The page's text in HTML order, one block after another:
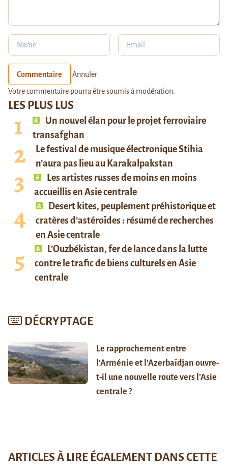
LES PLUS LUS
Un nouvel élan pour le projet ferroviaire
transafghan
Le festival de musique électronique Stihia
n’aura pas lieu au Karakalpakstan
Les artistes russes de moins en moins
accueillis en Asie centrale
Desert kites, peuplement préhistorique et
cratères d’astéroïdes : résumé de recherches
en Asie centrale
L’Ouzbékistan, fer de lance dans la lutte
contre le trafic de biens culturels en Asie
centrale
DÉCRYPTAGE
Le rapprochement entre
l’Arménie et l’Azerbaïdjan ouvre-
t-il une nouvelle route vers l’Asie
centrale ?
Commentaire Annuler
Votre commentaire pourra être soumis à modération.
ARTICLES À LIRE ÉGALEMENT DANS CETTE